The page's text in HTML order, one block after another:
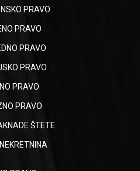
PRAVO
PRAVO
PRAVO
PRAVO
PRAVO
PRAVO
ŠTETE